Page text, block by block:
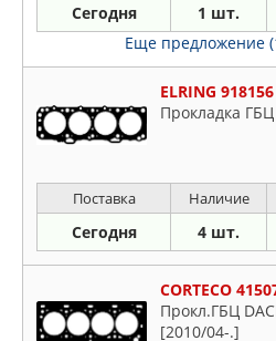
Tiida
Tsuru
Urvan
Versa
X-trail
Xterra
Сегодня 1 шт.
Еще предложение
ELRING 918156
Прокладка
Поставка Наличие
Сегодня 4 шт.
CORTECO
Прокл.ГБЦ
[2010/04-.]